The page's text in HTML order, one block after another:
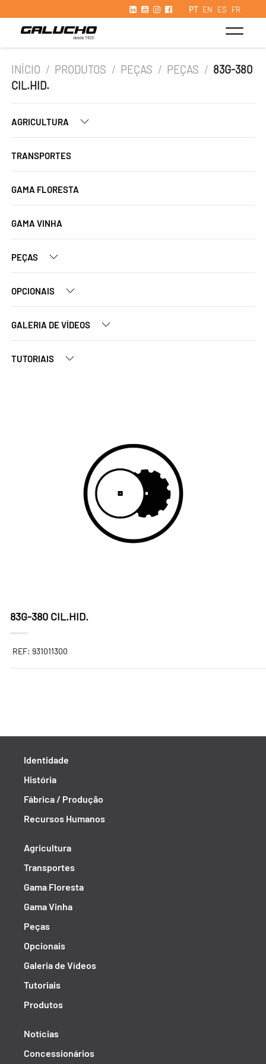
PT EN ES FR
INÍCIO / PRODUTOS / PEÇAS / PEÇAS / 83G-380
CIL.HID.
AGRICULTURA
TRANSPORTES
GAMA FLORESTA
GAMA VINHA
PEÇAS
OPCIONAIS
GALERIA DE VÍDEOS
TUTORIAIS
83G-380 CIL.HID.
REF: 931011300
Identidade
História
Fábrica / Produção
Recursos Humanos
Agricultura
Transportes
Gama Floresta
Gama Vinha
Peças
Opcionais
Galeria de Vídeos
Tutoriais
Produtos
Notícias
Concessionários